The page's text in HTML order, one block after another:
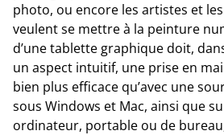
photo, ou encore les artistes et
veulent se mettre à la peinture
d’une tablette graphique doit,
un aspect intuitif, une prise en
bien plus efficace qu’avec une
sous Windows et Mac, ainsi que
ordinateur, portable ou de